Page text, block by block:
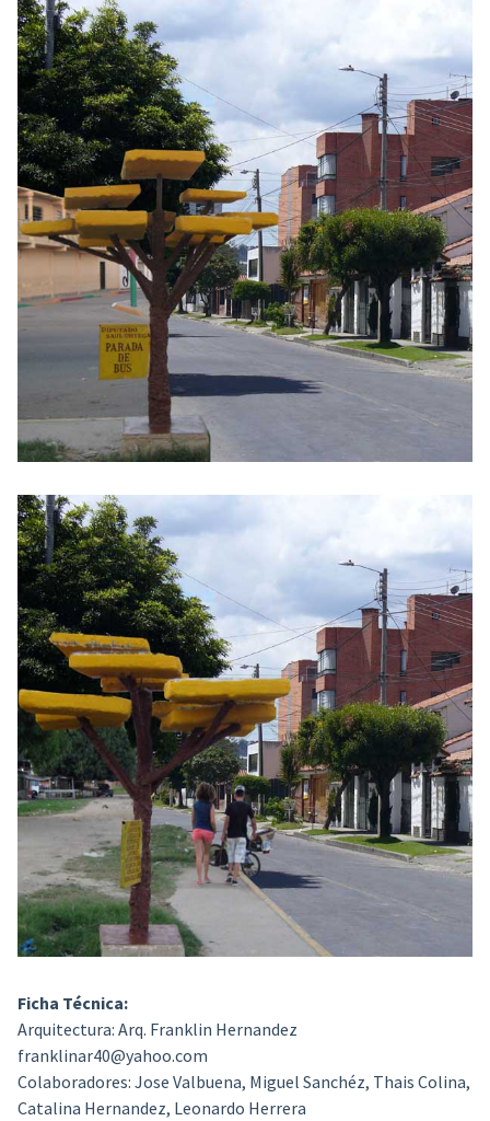
Ficha Técnica:
Arquitectura: Arq. Franklin Hernandez
franklinar40@yahoo.com
Colaboradores: Jose Valbuena, Miguel Sanchéz, Thais Colina,
Catalina Hernandez, Leonardo Herrera